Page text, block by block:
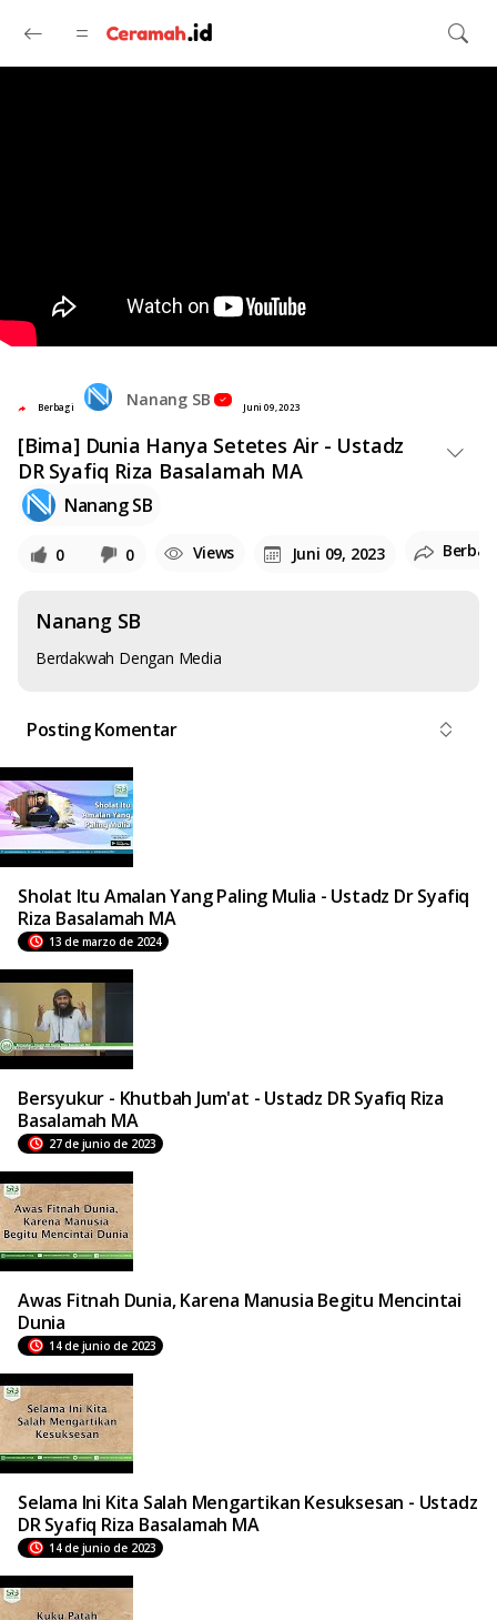
Langsung ke konten utama
Berbagi Nanang SB Juni 09, 2023
[Bima] Dunia Hanya Setetes Air - Ustadz
DR Syafiq Riza Basalamah MA
Nanang SB
0 0 Views Juni 09, 2023
Nanang SB
Berdakwah Dengan Media
Posting Komentar
Sholat Itu Amalan Yang Paling Mulia - Ustadz Dr Syafiq
Riza Basalamah MA
13 de marzo de 2024
Bersyukur - Khutbah Jum'at - Ustadz DR Syafiq Riza
Basalamah MA
27 de junio de 2023
Awas Fitnah Dunia, Karena Manusia Begitu Mencintai
Dunia
14 de junio de 2023
Selama Ini Kita Salah Mengartikan Kesuksesan - Ustadz
DR Syafiq Riza Basalamah MA
14 de junio de 2023